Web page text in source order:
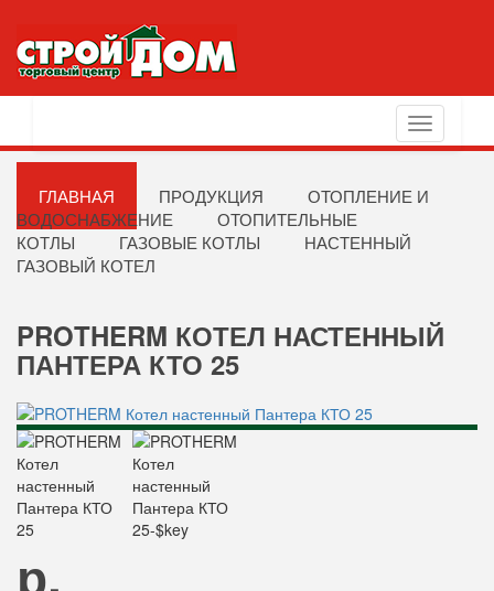
Toggle
navigation
ГЛАВНАЯ ПРОДУКЦИЯ
ОТОПЛЕНИЕ И
ВОДОСНАБЖЕНИЕ
ОТОПИТЕЛЬНЫЕ
КОТЛЫ
ГАЗОВЫЕ КОТЛЫ
НАСТЕННЫЙ
ГАЗОВЫЙ КОТЕЛ
PROTHERM КОТЕЛ НАСТЕННЫЙ
ПАНТЕРА КТО 25
р.